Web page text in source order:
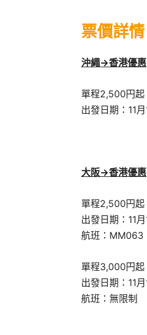
票價詳情
沖繩->香港優惠
單程2,500円
出發日期：11
大阪->香港優惠
單程2,500円
出發日期：11
航班：MM063
單程3,000円
出發日期：11
航班：無限制